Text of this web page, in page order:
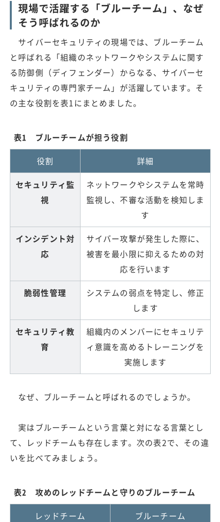
現場で活躍する「ブルーチーム」、なぜ
そう呼ばれるのか
サイバーセキュリティの現場では、ブルーチーム
と呼ばれる「組織のネットワークやシステムに関す
る防御側（ディフェンダー）からなる、サイバーセ
キュリティの専門家チーム」が活躍しています。そ
の主な役割を表1にまとめました。
表1 ブルーチームが担う役割
役割
詳細
セキュリティ監
視
ネットワークやシステムを常時
監視し、不審な活動を検知しま
す
インシデント対
応
サイバー攻撃が発生した際に、
被害を最小限に抑えるための対
応を行います
脆弱性管理
システムの弱点を特定し、修正
します
セキュリティ教
育
組織内のメンバーにセキュリテ
ィ意識を高めるトレーニングを
実施します
なぜ、ブルーチームと呼ばれるのでしょうか。
実はブルーチームという言葉と対になる言葉とし
て、レッドチームも存在します。次の表2で、その違
いを比べてみましょう。
表2 攻めのレッドチームと守りのブルーチーム
レッドチーム
ブルーチーム